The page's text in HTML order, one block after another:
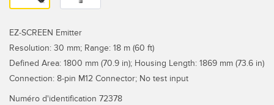
Capteurs d’aide au choix
Capteurs de détection de zone
Capteurs de surveillance des conditions
Capteurs de surveillance des conditions sans fil
Télésurveillance
LIENS CONNEXES
EZ-SCREEN Emitter
Resolution: 30 mm; Range: 18 m (60 ft)
Defined Area: 1800 mm (70.9 in); Housing Length: 1869 mm (73.6 in)
Connection: 8-pin M12 Connector; No test input
Numéro d'identification 72378